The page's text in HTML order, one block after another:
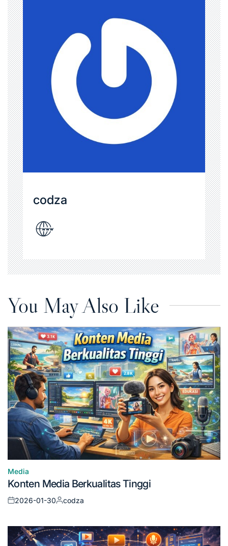
codza
You May Also Like
Posted
in
Media
Konten Media Berkualitas Tinggi
Posted
2026-01-30
Posted
codza